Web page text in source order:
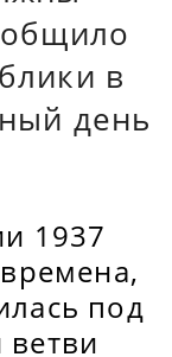
в
день
1937
под